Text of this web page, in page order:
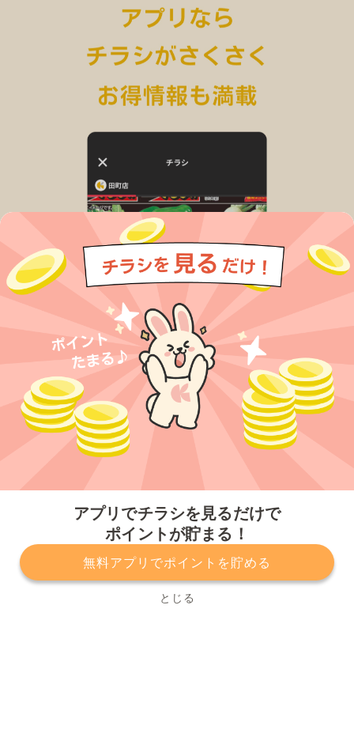
アプリでチラシを見るだけで
ポイントが貯まる！
無料アプリでポイントを貯める
とじる
プライバシーポリシー 利用規約
運営会社
サービスに関してのお問い合わせ